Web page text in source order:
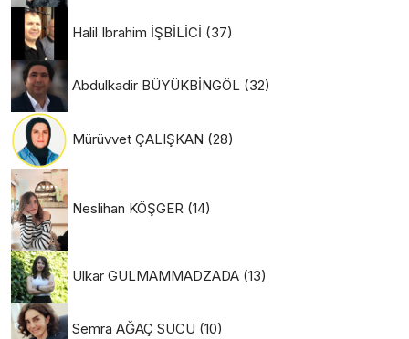
Halil Ibrahim İŞBİLİCİ (37)
Abdulkadir BÜYÜKBİNGÖL (32)
Mürüvvet ÇALIŞKAN (28)
Neslihan KÖŞGER (14)
Ulkar GULMAMMADZADA (13)
Semra AĞAÇ SUCU (10)